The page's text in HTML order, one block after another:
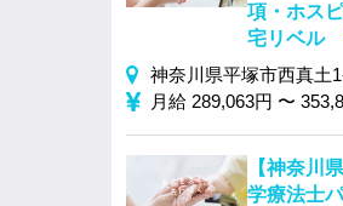
項・ホス
宅リベル
神奈川県平塚市西真土
月給 289,063円 〜
【神奈川
学療法士